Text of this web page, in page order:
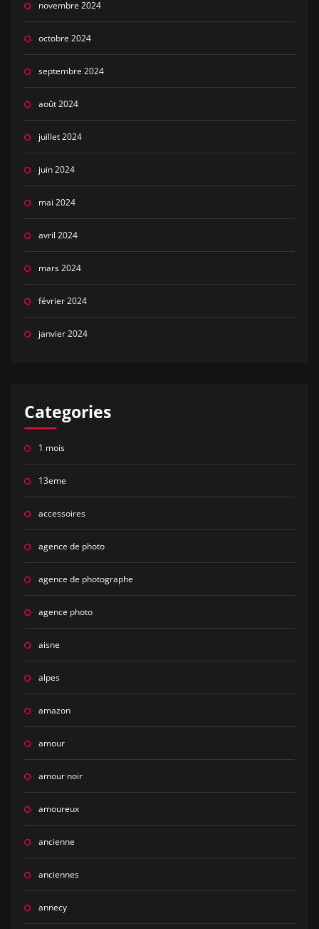
novembre 2024
octobre 2024
septembre 2024
août 2024
juillet 2024
juin 2024
mai 2024
avril 2024
mars 2024
février 2024
janvier 2024
Categories
1 mois
13eme
accessoires
agence de photo
agence de photographe
agence photo
aisne
alpes
amazon
amour
amour noir
amoureux
ancienne
anciennes
annecy